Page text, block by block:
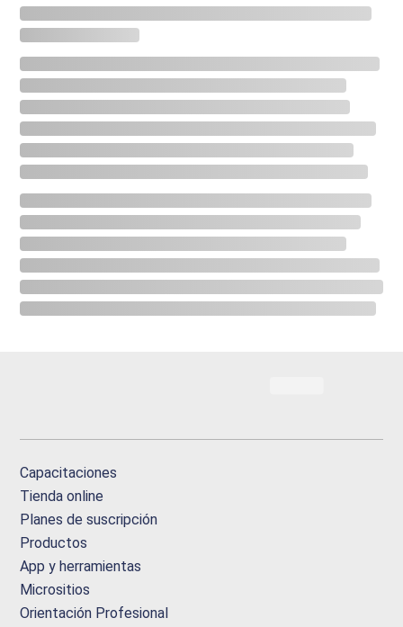
Capacitaciones
Tienda online
Planes de suscripción
Productos
App y herramientas
Micrositios
Orientación Profesional